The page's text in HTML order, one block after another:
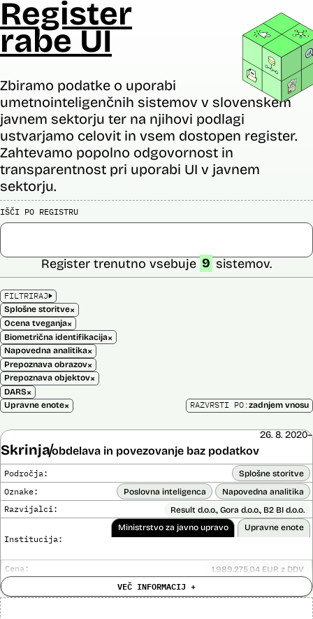
Register
rabe UI
Zbiramo podatke o uporabi
umetnointeligenčnih sistemov v slovenskem
javnem sektorju ter na njihovi podlagi
ustvarjamo celovit in vsem dostopen register.
Zahtevamo popolno odgovornost in
transparentnost pri uporabi UI v javnem
sektorju.
IŠČI PO REGISTRU
FILTRIRAJ
Splošne storitve×
Ocena tveganja×
Biometrična identifikacija×
Napovedna analitika×
Prepoznava obrazov×
Prepoznava objektov×
DARS×
Upravne enote×
Register trenutno vsebuje 9 sistemov.
RAZVRSTI PO:zadnjem vnosu
Skrinjaobdelava in povezovanje baz podatkov
26. 8. 2020–
Področja: Splošne storitve
Oznake: Poslovna inteligenca Napovedna analitika
Razvijalci: Result d.o.o., Gora d.o.o., B2 BI d.o.o.
Institucija:
Ministrstvo za javno upravo Upravne enote
Cena: 1.989.275,04 EUR z DDV
Analiza učinka na človekove pravice
opravljena:
VEČ INFORMACIJ +